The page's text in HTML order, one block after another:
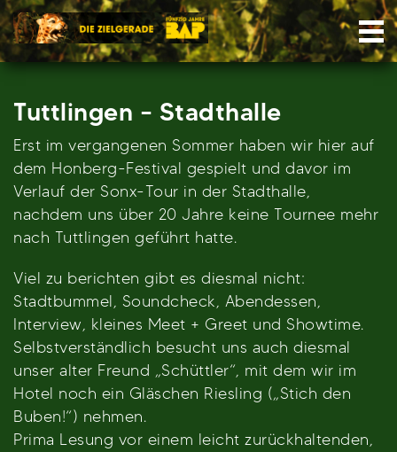
Skip
to
content
Tuttlingen – Stadthalle
Erst im vergangenen Sommer haben wir hier auf
dem Honberg-Festival gespielt und davor im
Verlauf der Sonx-Tour in der Stadthalle,
nachdem uns über 20 Jahre keine Tournee mehr
nach Tuttlingen geführt hatte.
Viel zu berichten gibt es diesmal nicht:
Stadtbummel, Soundcheck, Abendessen,
Interview, kleines Meet + Greet und Showtime.
Selbstverständlich besucht uns auch diesmal
unser alter Freund „Schüttler“, mit dem wir im
Hotel noch ein Gläschen Riesling („Stich den
Buben!“) nehmen.
Prima Lesung vor einem leicht zurückhaltenden,